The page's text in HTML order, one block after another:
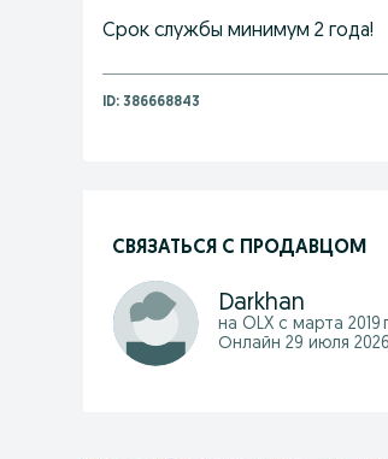
Срок службы минимум 2 года!
ID: 386668843
СВЯЗАТЬСЯ С ПРОДАВЦОМ
Darkhan
на OLX с марта 2019
Онлайн 29 июля 2026